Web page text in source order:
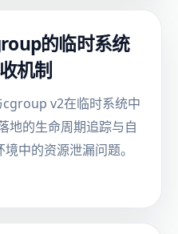
的临时系统
机制
v2在临时系统中
地的生命周期追踪与自
中的资源泄漏问题。